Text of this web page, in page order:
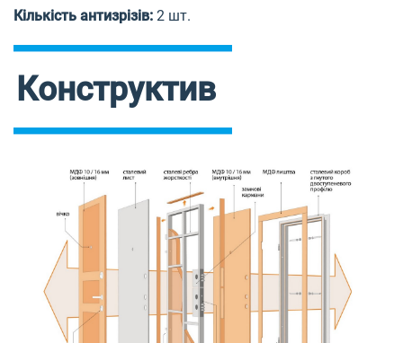
Кількість антизрізів: 2 шт.
Конструктив